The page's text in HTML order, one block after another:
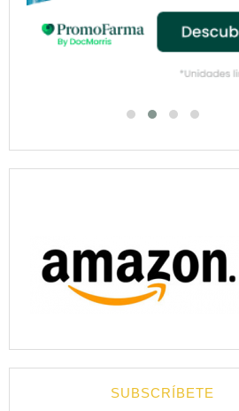
SUBSCRÍBETE